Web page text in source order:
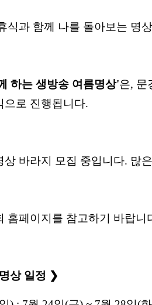
식과 함께 나를 돌아보는 명상
하는 생방송 여름명상'은, 문
으로 진행됩니다.
상 바라지 모집 중입니다. 많은
홈페이지를 참고하기 바랍니
명상 일정 ❯